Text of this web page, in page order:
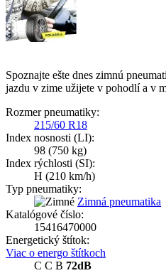
Spoznajte ešte dnes zimnú
jazdu v zime užijete v pohodlí a v
Rozmer pneumatiky:
215/60 R18
Index nosnosti (LI):
98 (750 kg)
Index rýchlosti (SI):
H (210 km/h)
Typ pneumatiky:
Zimná pneumatika
Katalógové číslo:
15416470000
Energetický štítok:
Viac o energo štítkoch
C C B 72dB